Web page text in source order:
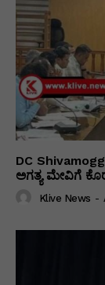
DC
ಅಗತ್ಯ ಮೇವಿಗೆ
Klive News -